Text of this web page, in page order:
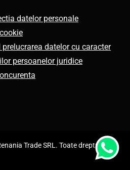
datelor personale
datelor cu caracter
persoanelor juridice
Trade SRL. Toate drepturile